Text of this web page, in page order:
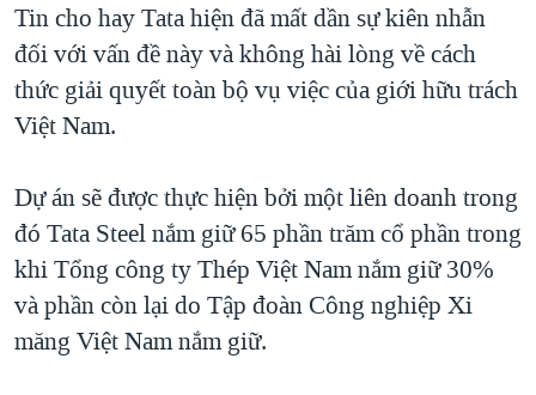
Tin cho hay Tata hiện đã mất dần sự kiên nhẫn
đối với vấn đề này và không hài lòng về cách
thức giải quyết toàn bộ vụ việc của giới hữu trách
Việt Nam.
Dự án sẽ được thực hiện bởi một liên doanh trong
đó Tata Steel nắm giữ 65 phần trăm cổ phần trong
khi Tổng công ty Thép Việt Nam nắm giữ 30%
và phần còn lại do Tập đoàn Công nghiệp Xi
măng Việt Nam nắm giữ.